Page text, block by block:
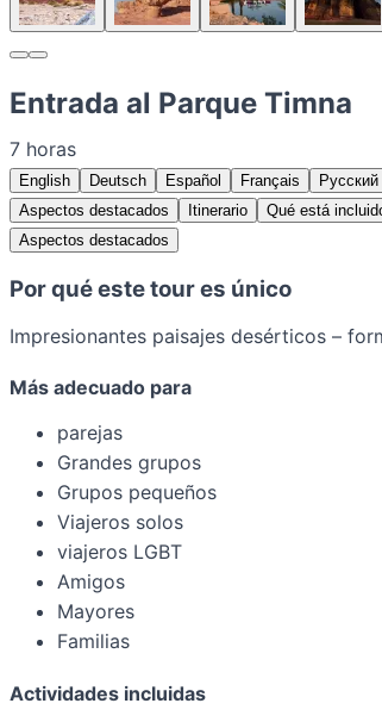
Entrada al Parque Timna
7 horas
English Deutsch Español Français Русский
Aspectos destacados
Itinerario Qué está
Aspectos destacados
Por qué este tour es único
Impresionantes paisajes desérticos –
Más adecuado para
parejas
Grandes grupos
Grupos pequeños
Viajeros solos
viajeros LGBT
Amigos
Mayores
Familias
Actividades incluidas